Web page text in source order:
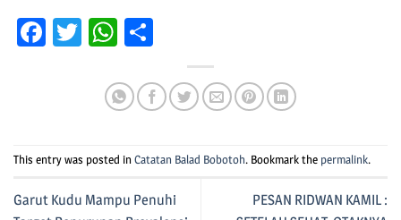
Facebook
TwitterWhatsApp
This entry was posted in Catatan Balad Bobotoh. Bookmark the permalink.
Garut Kudu Mampu Penuhi
PESAN RIDWAN KAMIL :